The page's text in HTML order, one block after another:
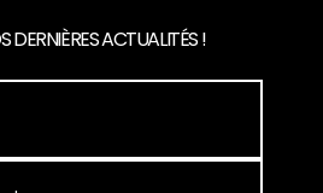
DERNIÈRES ACTUALITÉS !